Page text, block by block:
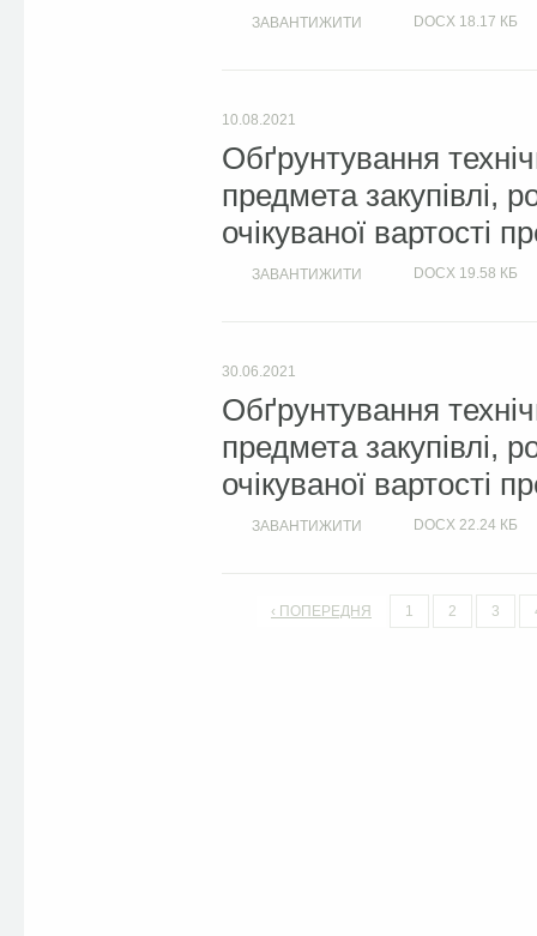
ЗАВАНТИЖИТИ DOCX 18.17 КБ
10.08.2021
Обґрунтування
предмета закупівлі,
очікуваної вартості
ЗАВАНТИЖИТИ DOCX 19.58 КБ
30.06.2021
Обґрунтування
предмета закупівлі,
очікуваної вартості
ЗАВАНТИЖИТИ DOCX 22.24 КБ
‹ ПОПЕРЕДНЯ 1 2 3